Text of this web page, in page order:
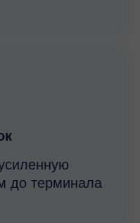
до терминала